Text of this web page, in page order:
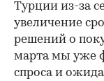
Турции из-за
увеличение
решений о
марта мы уже
спроса и